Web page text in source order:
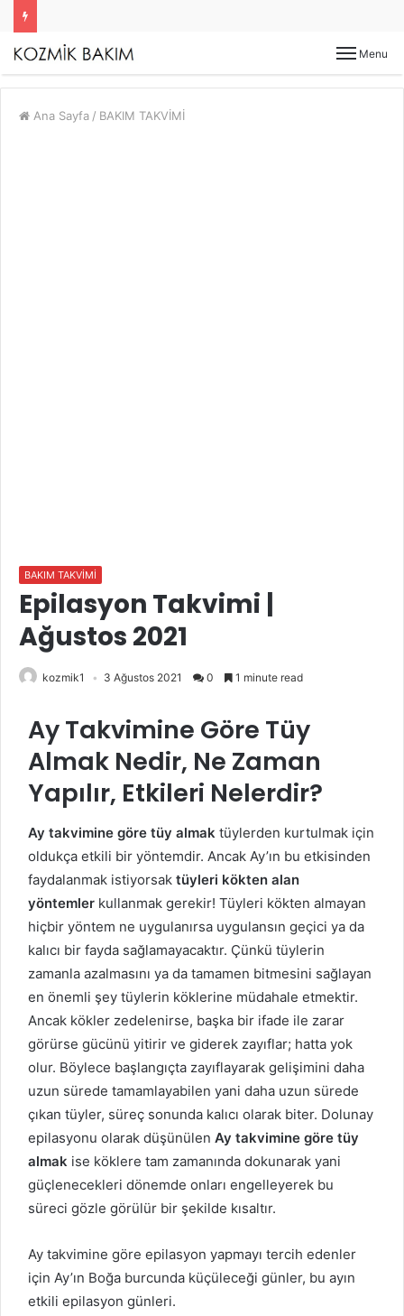
Menu
Ana Sayfa / BAKIM TAKVİMİ
BAKIM TAKVİMİ
Epilasyon Takvimi |
Ağustos 2021
kozmik1 3 Ağustos 2021 0 1 minute read
Ay Takvimine Göre Tüy
Almak Nedir, Ne Zaman
Yapılır, Etkileri Nelerdir?
Ay takvimine göre tüy almak tüylerden kurtulmak için
oldukça etkili bir yöntemdir. Ancak Ay’ın bu etkisinden
faydalanmak istiyorsak tüyleri kökten alan
yöntemler kullanmak gerekir! Tüyleri kökten almayan
hiçbir yöntem ne uygulanırsa uygulansın geçici ya da
kalıcı bir fayda sağlamayacaktır. Çünkü tüylerin
zamanla azalmasını ya da tamamen bitmesini sağlayan
en önemli şey tüylerin köklerine müdahale etmektir.
Ancak kökler zedelenirse, başka bir ifade ile zarar
görürse gücünü yitirir ve giderek zayıflar; hatta yok
olur. Böylece başlangıçta zayıflayarak gelişimini daha
uzun sürede tamamlayabilen yani daha uzun sürede
çıkan tüyler, süreç sonunda kalıcı olarak biter. Dolunay
epilasyonu olarak düşünülen Ay takvimine göre tüy
almak ise köklere tam zamanında dokunarak yani
güçlenecekleri dönemde onları engelleyerek bu
süreci gözle görülür bir şekilde kısaltır.
Ay takvimine göre epilasyon yapmayı tercih edenler
için Ay’ın Boğa burcunda küçüleceği günler, bu ayın
etkili epilasyon günleri.